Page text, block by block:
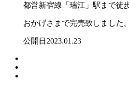
都営新宿線「瑞江」駅まで徒
おかげさまで完売致しました。
公開日 2023.01.23